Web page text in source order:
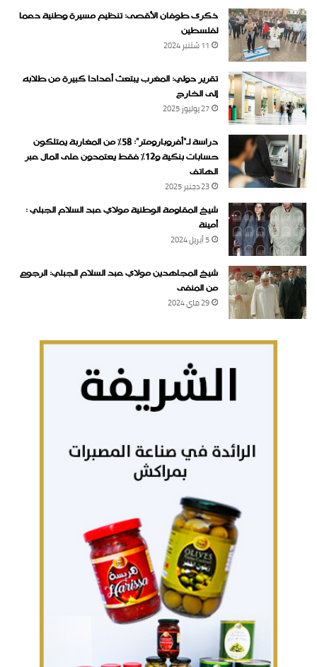
ذكرى طوفان الأقصى: تنظيم مسيرة وطنية دعما
لفلسطين
11 شتنبر 2024
تقرير دولي: المغرب يبتعث أعدادا كبيرة من طلابه
إلى الخارج
27 يوليوز 2025
دراسة لـ“أفروبارومتر”: 58٪ من المغاربة يمتلكون
حسابات بنكية و12٪ فقط يعتمدون على المال عبر
الهاتف
23 دجنبر 2025
شيخ المقاومة الوطنية مولاي عبد السلام الجبلي :
أمينة
5 أبريل 2024
شيخ المجاهدين مولاي عبد السلام الجبلي: الرجوع
من المنفى
29 ماي 2024